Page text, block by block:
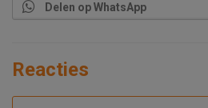
Delen op WhatsApp
Reacties